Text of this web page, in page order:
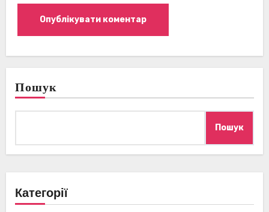
Пошук
Пошук
Категорії